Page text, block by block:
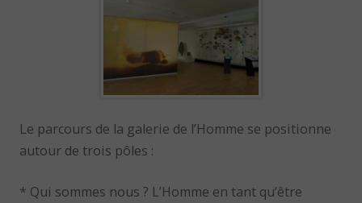
Le parcours de la galerie de l’Homme se positionne
autour de trois pôles :
* Qui sommes nous ? L’Homme en tant qu’être